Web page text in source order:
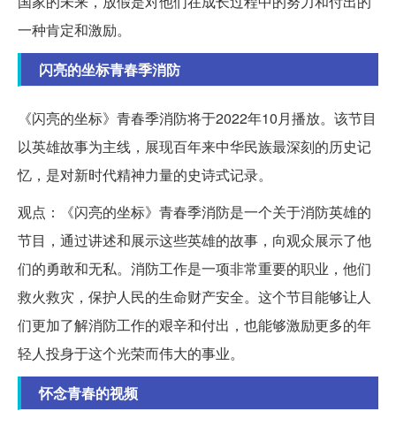
一种肯定和激励。
闪亮的坐标青春季消防
《闪亮的坐标》青春季消防将于2022年10月播放。该节目
以英雄故事为主线，展现百年来中华民族最深刻的历史记
忆，是对新时代精神力量的史诗式记录。
观点：《闪亮的坐标》青春季消防是一个关于消防英雄的
节目，通过讲述和展示这些英雄的故事，向观众展示了他
们的勇敢和无私。消防工作是一项非常重要的职业，他们
救火救灾，保护人民的生命财产安全。这个节目能够让人
们更加了解消防工作的艰辛和付出，也能够激励更多的年
轻人投身于这个光荣而伟大的事业。
怀念青春的视频